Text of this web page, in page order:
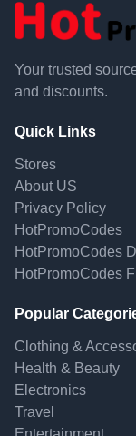
Your trusted
and discounts.
Quick Links
Stores
About US
Privacy Policy
HotPromoCodes
HotPromoCodes
HotPromoCodes
Popular
Clothing &
Health & Beauty
Electronics
Travel